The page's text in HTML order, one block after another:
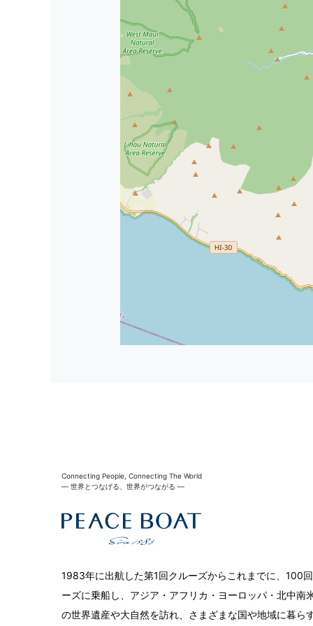
Connecting People, Connecting The World
― 世界とつなげる、世界がつながる ―
1983年に出航した第1回クルーズからこれまでに、100
ーズに乗船し、アジア・アフリカ・ヨーロッパ・北中
の世界遺産や大自然を訪れ、さまざまな国や地域に暮ら